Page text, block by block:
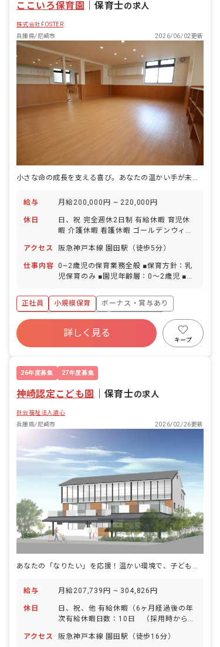
い、今できる最善を尽くす ■保育方針 遊
調性・自己表現のできる子ども 人、物等
びのび元気にあそぶ 元気・勇気・根気の
ある子ども
ここいろ保育園 ｜保育士の求人
株式会社FOSTER
兵庫県/尼崎市
2026/06/02更新
小さな命の成長を支える喜び。あなたの温かい手が未来を育みます。
給与 月給200,000円 ~ 220,000円
休日
日、祝 完全週休2日制 有給休暇 育児休
暇 介護休暇 看護休暇 ゴールデンウィー
アクセス
阪急神戸本線 園田駅（徒歩5分）
仕事内容 0~2歳児の保育業務全般 ■保育方針：乳
児保育のみ ■園児年齢層：0～2歳児 ■書
正社員
小規模保育
ボーナス・賞与あり
寮・住宅・家賃補助あり
社会保険完備
退職金制度
昇給昇進あり
詳しく見る
キープ
26年度募集 27年度募集
神崎認定こども園 保育士の求人
社会福祉法人道心
兵庫県/尼崎市
2026/02/26更新
あなたの「なりたい」を応援！温かい環境で、子どもたちの成長を一緒に見守りませんか？
給与 月給207,739円 ~ 304,826円
休日
日、祝、他 有給休暇（6ヶ月経過後の年
次有給休暇日数：10日 （採用時から５
アクセス
阪急神戸本線 園田駅（徒歩16分）